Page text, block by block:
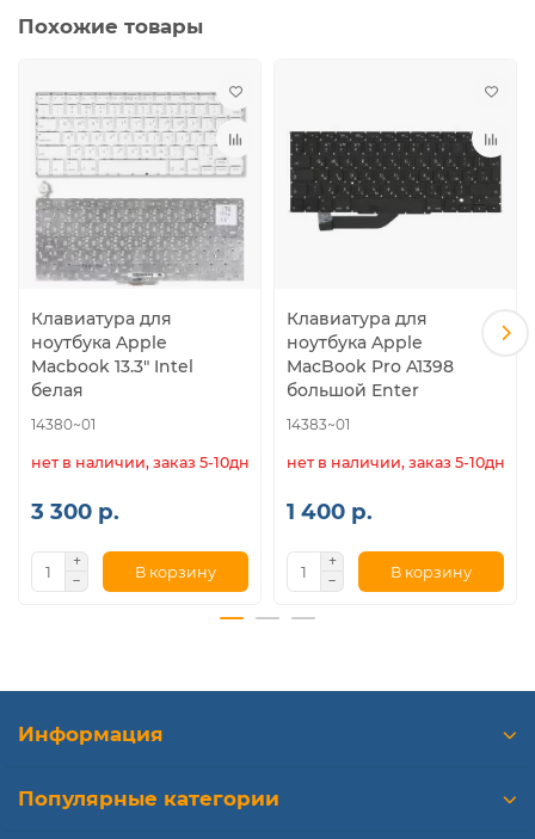
Похожие товары
Клавиатура для
ноутбука Apple
Macbook 13.3" Intel
белая
14380~01
нет в наличии, заказ 5-10дн.
3 300 р.
В корзину
Клавиатура для
ноутбука Apple
MacBook Pro A1398
большой Enter
14383~01
нет в наличии, заказ 5-10дн.
1 400 р.
В корзину
Информация
Популярные категории